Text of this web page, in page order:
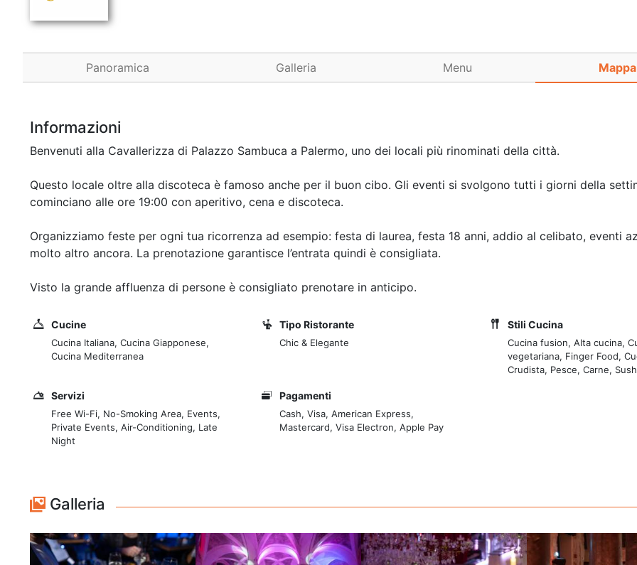
Panoramica Galleria Menu Mappa
Informazioni
Benvenuti alla Cavallerizza di Palazzo Sambuca a Palermo, uno dei locali più rinominati della città.
Questo locale oltre alla discoteca è famoso anche per il buon cibo. Gli eventi si svolgono tutti i giorni della
cominciano alle ore 19:00 con aperitivo, cena e discoteca.
Organizziamo feste per ogni tua ricorrenza ad esempio: festa di laurea, festa 18 anni, addio al celibato, eventi
molto altro ancora. La prenotazione garantisce l’entrata quindi è consigliata.
Visto la grande affluenza di persone è consigliato prenotare in anticipo.
Cucine
Cucina Italiana, Cucina Giapponese,
Cucina Mediterranea
Tipo Ristorante
Chic & Elegante
Stili Cucina
Cucina fusion, Alta cucina,
vegetariana, Finger Food,
Crudista, Pesce, Carne,
Servizi
Free Wi-Fi, No-Smoking Area, Events,
Private Events, Air-Conditioning, Late
Night
Pagamenti
Cash, Visa, American Express,
Mastercard, Visa Electron, Apple Pay
Galleria